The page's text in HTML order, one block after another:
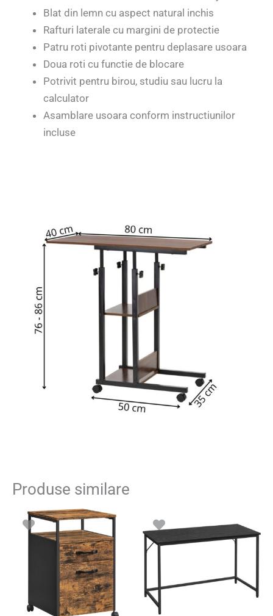
Blat din lemn cu aspect natural inchis
Rafturi laterale cu margini de protectie
Patru roti pivotante pentru deplasare usoara
Doua roti cu functie de blocare
Potrivit pentru birou, studiu sau lucru la
calculator
Asamblare usoara conform instructiunilor
incluse
Produse similare